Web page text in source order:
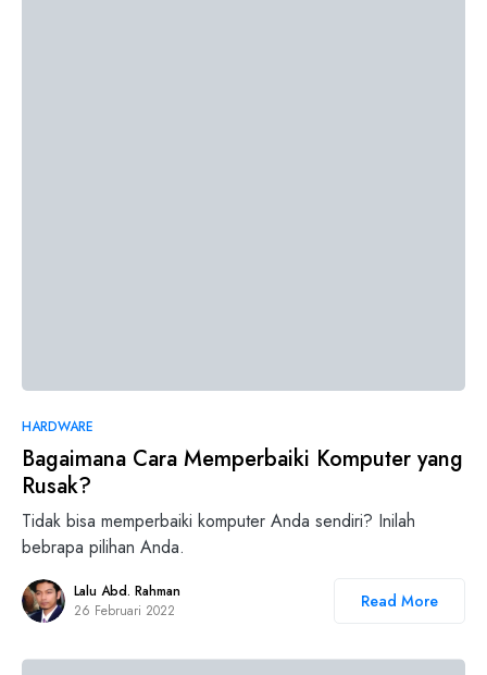
HARDWARE
Bagaimana Cara Memperbaiki Komputer yang
Rusak?
Tidak bisa memperbaiki komputer Anda sendiri? Inilah
bebrapa pilihan Anda.
Lalu Abd. Rahman
26 Februari 2022
Read More